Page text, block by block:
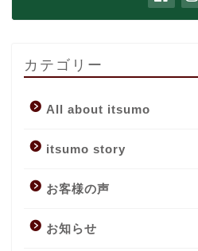
カテゴリー
All about itsumo
itsumo story
お客様の声
お知らせ